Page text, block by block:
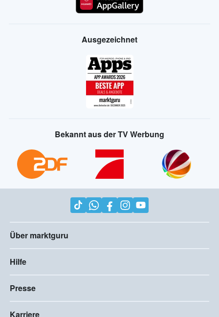
Ausgezeichnet
Bekannt aus der TV Werbung
Über marktguru
Hilfe
Presse
Karriere